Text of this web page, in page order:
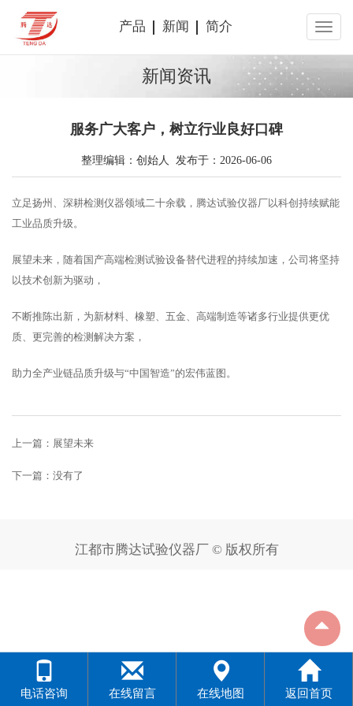
产品 新闻 简介
新闻资讯
服务广大客户，树立行业良好口碑
整理编辑：创始人 发布于：2026-06-06
立足扬州、深耕检测仪器领域二十余载，腾达试验仪器厂以科创持续赋能
工业品质升级。
展望未来，随着国产高端检测试验设备替代进程的持续加速，公司将坚持
以技术创新为驱动，
不断推陈出新，为新材料、橡塑、五金、高端制造等诸多行业提供更优
质、更完善的检测解决方案，
助力全产业链品质升级与“中国智造”的宏伟蓝图。
上一篇： 展望未来
下一篇：没有了
江都市腾达试验仪器厂 © 版权所有
电话咨询 在线留言 在线地图 返回首页